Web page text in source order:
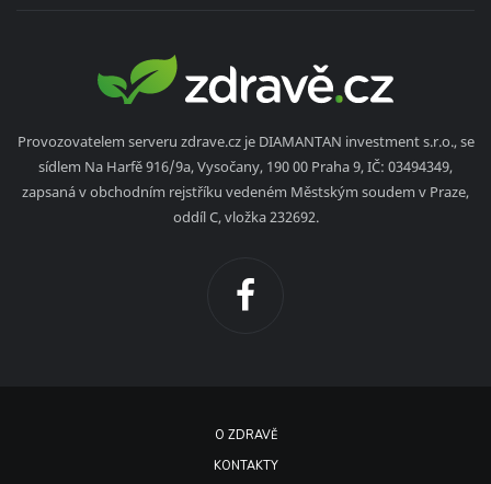
Provozovatelem serveru zdrave.cz je DIAMANTAN investment s.r.o., se
sídlem Na Harfě 916/9a, Vysočany, 190 00 Praha 9, IČ: 03494349,
zapsaná v obchodním rejstříku vedeném Městským soudem v Praze,
oddíl C, vložka 232692.
O ZDRAVĚ
KONTAKTY